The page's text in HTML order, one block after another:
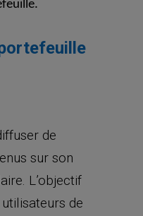
de
sur son
L’objectif
de